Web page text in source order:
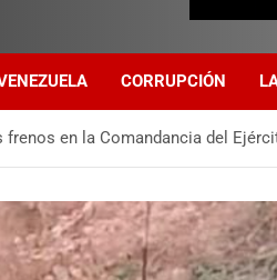
CORRUPCIÓN
frenos en la Comandancia del